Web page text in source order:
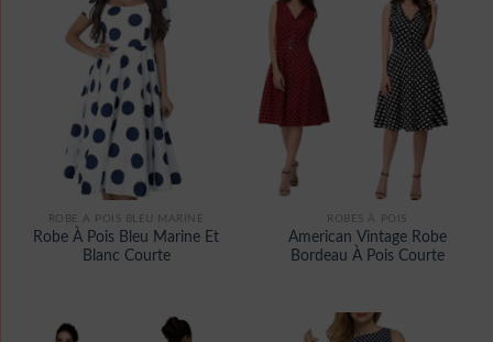
ROBE A POIS BLEU MARINE
Robe À Pois Bleu Marine Et
Blanc Courte
ROBES À POIS
American Vintage Robe
Bordeau À Pois Courte